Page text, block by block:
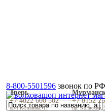
Тверь
+7 4822 600 502
пр-т Калинина, 17
+7 8152
пр. Кольский,
8-800-5501596 звонок по